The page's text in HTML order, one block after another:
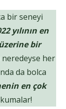
bir seneyi
yılının en
bir
neredeyse her
da bolca
en çok